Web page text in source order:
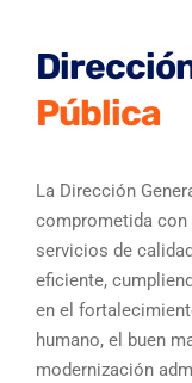
Pública
La Dirección
comprometida con
servicios de
eficiente,
en el
humano, el buen
modernización